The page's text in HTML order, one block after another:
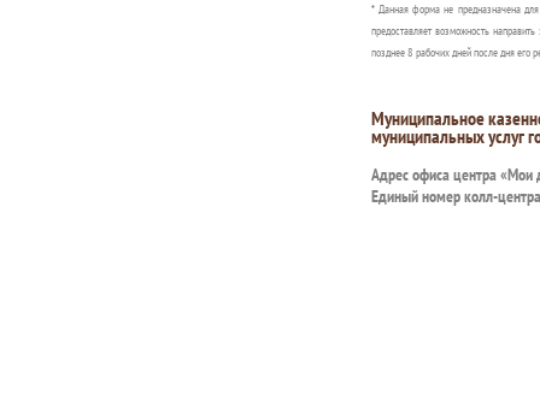
* Данная форма не предназначена
предоставляет возможность
позднее 8 рабочих дней после дня его
Муниципальное
муниципальных услуг
Адрес офиса центра «Мои
Единый номер колл-